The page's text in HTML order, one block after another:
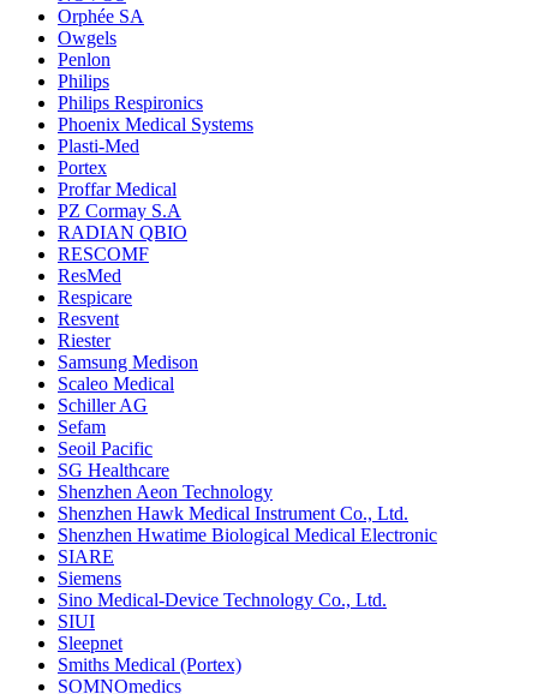
Orphée SA
Owgels
Penlon
Philips
Philips Respironics
Phoenix Medical Systems
Plasti-Med
Portex
Proffar Medical
PZ Cormay S.A
RADIAN QBIO
RESCOMF
ResMed
Respicare
Resvent
Riester
Samsung Medison
Scaleo Medical
Schiller AG
Sefam
Seoil Pacific
SG Healthcare
Shenzhen Aeon Technology
Shenzhen Hawk Medical Instrument Co., Ltd.
Shenzhen Hwatime Biological Medical Electronic
SIARE
Siemens
Sino Medical-Device Technology Co., Ltd.
SIUI
Sleepnet
Smiths Medical (Portex)
SOMNOmedics